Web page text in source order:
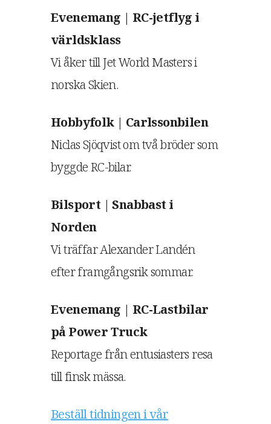
Evenemang | RC-jetflyg i
världsklass
Vi åker till Jet World Masters i
norska Skien.
Hobbyfolk | Carlssonbilen
Niclas Sjöqvist om två bröder som
byggde RC-bilar.
Bilsport | Snabbast i
Norden
Vi träffar Alexander Landén
efter framgångsrik sommar.
Evenemang | RC-Lastbilar
på Power Truck
Reportage från entusiasters resa
till finsk mässa.
Beställ tidningen i vår